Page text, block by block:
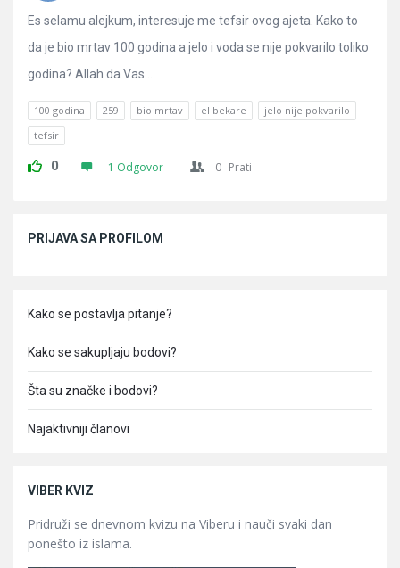
Es selamu alejkum, interesuje me tefsir ovog ajeta. Kako to
da je bio mrtav 100 godina a jelo i voda se nije pokvarilo toliko
godina? Allah da Vas ...
100 godina 259 bio mrtav el bekare
jelo nije pokvarilo
tefsir
0 1 Odgovor 0 Prati
PRIJAVA SA PROFILOM
Kako se postavlja pitanje?
Kako se sakupljaju bodovi?
Šta su značke i bodovi?
Najaktivniji članovi
VIBER KVIZ
Pridruži se dnevnom kvizu na Viberu i nauči svaki dan
ponešto iz islama.